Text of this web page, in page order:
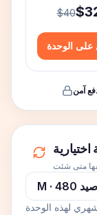
$40$
اختيارية
لهذه الوحدة